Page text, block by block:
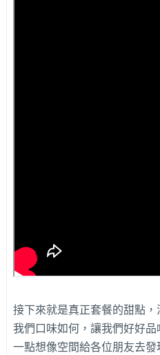
接下來就是真正套餐的甜點
我們口味如何，讓我們好好
一點想像空間給各位朋友去發